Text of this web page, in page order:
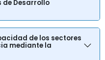
de Desarrollo
de los sectores
mediante la